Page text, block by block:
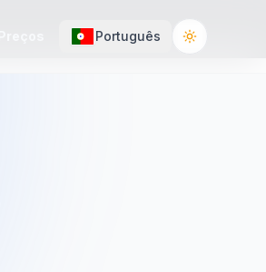
Português Toggle